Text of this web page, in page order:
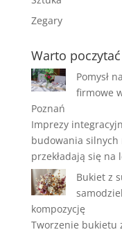
Zegary
Warto poczytać
Pomysł
firmowe
Poznań
Imprezy
budowania silnych
przekładają się
Bukiet z
kompozycję
Tworzenie bukietu